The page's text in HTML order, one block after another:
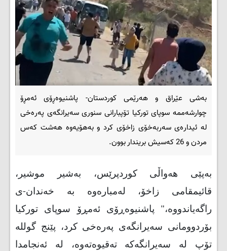
بەشی عێراق و هەرێمی کوردستان- پاشنیوه‌ڕۆی ئه‌مڕۆ
چوارشه‌ممه‌ سوپای توركیا تۆپبارانی سنوری سەیرانگەی پەرەخی
لە ئیدارەی سەربەخۆی زاخۆی كرد و به‌هۆیه‌وه‌ هەشت کەس
مردن و 26 کەسیش بریندار بوون.
بەپێی هەواڵی کوردپرێس، بەشیر موشیر،
قائیمقامی زاخۆ، لەمبارەوە بە خەندان-ی
راگەیاندووە،" پاشنیوەڕۆی ئەمڕۆ سوپای تورکیا
بۆردوومانی سەیرانگەی پەرەخی کرد، پێنج گوللە
تۆپ لە سەیرانگەکە تەقیوەتەوە، لە ئەنجامدا